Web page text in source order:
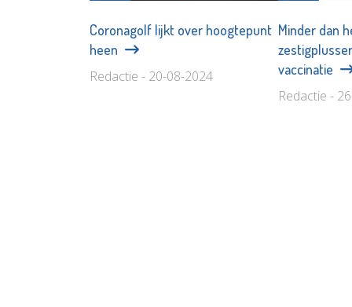
Coronagolf lijkt over hoogtepunt
heen
Redactie - 20-08-2024
Minder dan
vaccinatie
Redactie -